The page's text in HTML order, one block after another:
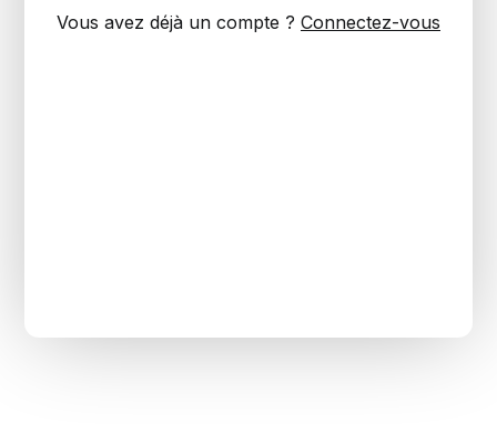
Vous avez déjà un compte ? Connectez-vous